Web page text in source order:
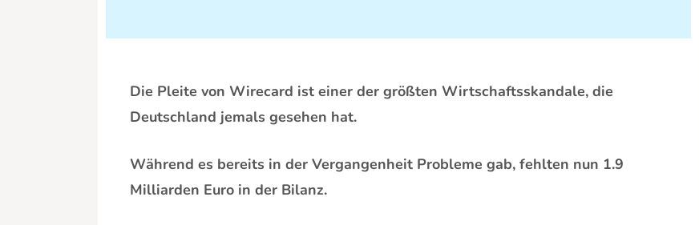
Die Pleite von Wirecard ist einer der größten Wirtschaftsskandale, die
Deutschland jemals gesehen hat.
Während es bereits in der Vergangenheit Probleme gab, fehlten nun 1.9
Milliarden Euro in der Bilanz.